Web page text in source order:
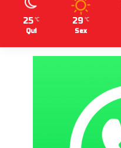
25 ℃
Qui
29 ℃
Sex